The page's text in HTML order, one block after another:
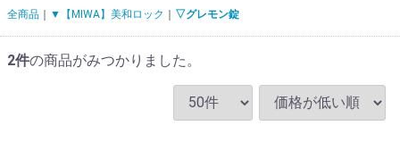
全商品 ▼【MIWA】美和ロック ▽グレモン錠
2件の商品がみつかりました。